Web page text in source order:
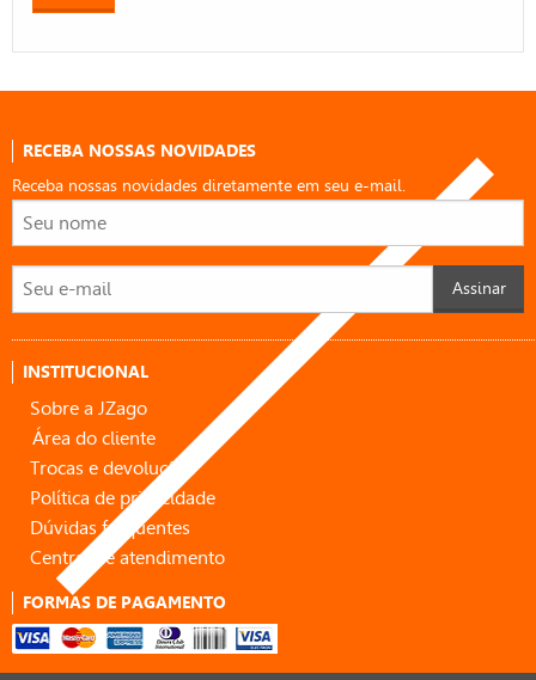
RECEBA NOSSAS NOVIDADES
Receba nossas novidades diretamente em seu e-mail.
Assinar
INSTITUCIONAL
Sobre a JZago
Área do cliente
Trocas e devoluções
Política de privacidade
Dúvidas frequentes
Central de atendimento
FORMAS DE PAGAMENTO